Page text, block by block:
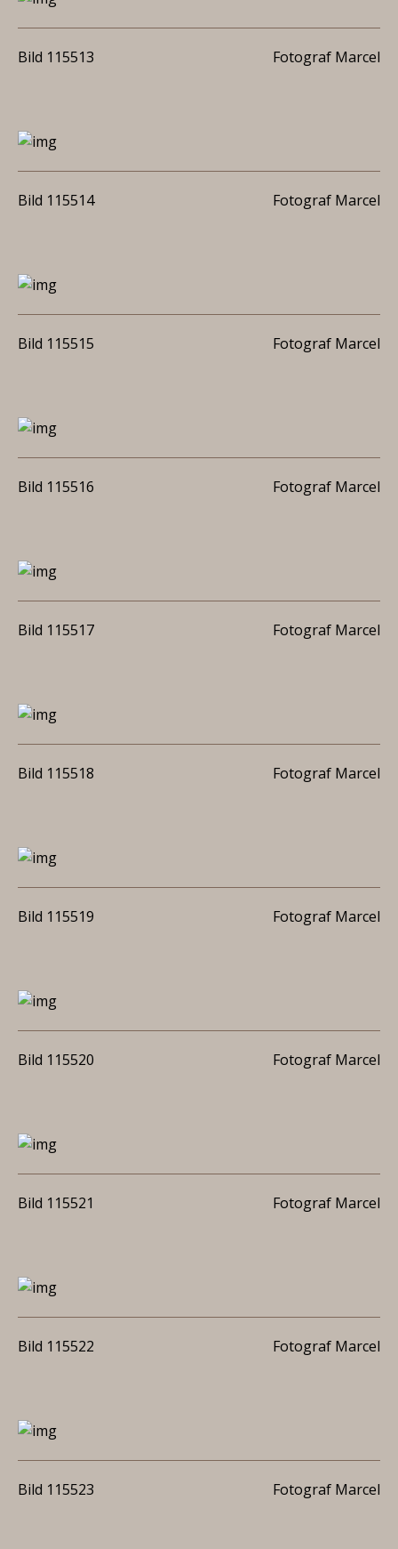
Bild 115513 Fotograf Marcel
Bild 115514 Fotograf Marcel
Bild 115515 Fotograf Marcel
Bild 115516 Fotograf Marcel
Bild 115517 Fotograf Marcel
Bild 115518 Fotograf Marcel
Bild 115519 Fotograf Marcel
Bild 115520 Fotograf Marcel
Bild 115521 Fotograf Marcel
Bild 115522 Fotograf Marcel
Bild 115523 Fotograf Marcel